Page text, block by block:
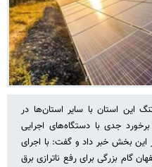
این استان با سایر استان‌ها در
برخورد جدی با دستگاه‌های اجرایی
این بخش خبر داد و گفت: با اجرای
گام بزرگی برای رفع ناترازی برق